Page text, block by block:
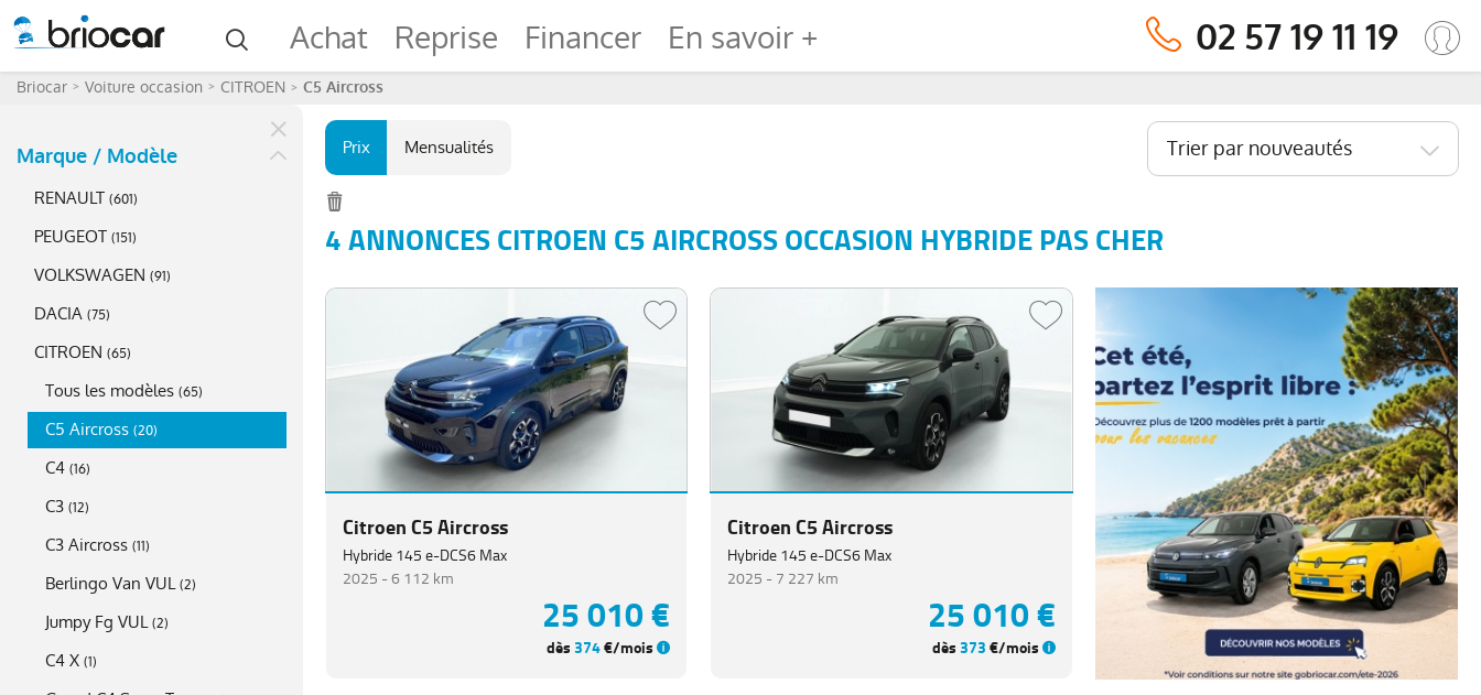
Achat Reprise Financer En savoir + 02 57 19 11 19
Briocar Voiture occasion CITROEN C5 Aircross
Marque / Modèle
RENAULT (601)
PEUGEOT (151)
VOLKSWAGEN (91)
DACIA (75)
CITROEN (65)
Tous les modèles (65)
C5 Aircross (20)
C4 (16)
C3 (12)
C3 Aircross (11)
Berlingo Van VUL (2)
Jumpy Fg VUL (2)
C4 X (1)
Prix Mensualités Trier par nouveautés
4 ANNONCES CITROEN C5 AIRCROSS OCCASION HYBRIDE PAS CHER
Citroen C5 Aircross
Hybride 145 e-DCS6 Max
2025 -6 112 km
25 010 €
dès374€/mois
Citroen C5 Aircross
Hybride 145 e-DCS6 Max
2025 -7 227 km
25 010 €
dès373€/mois